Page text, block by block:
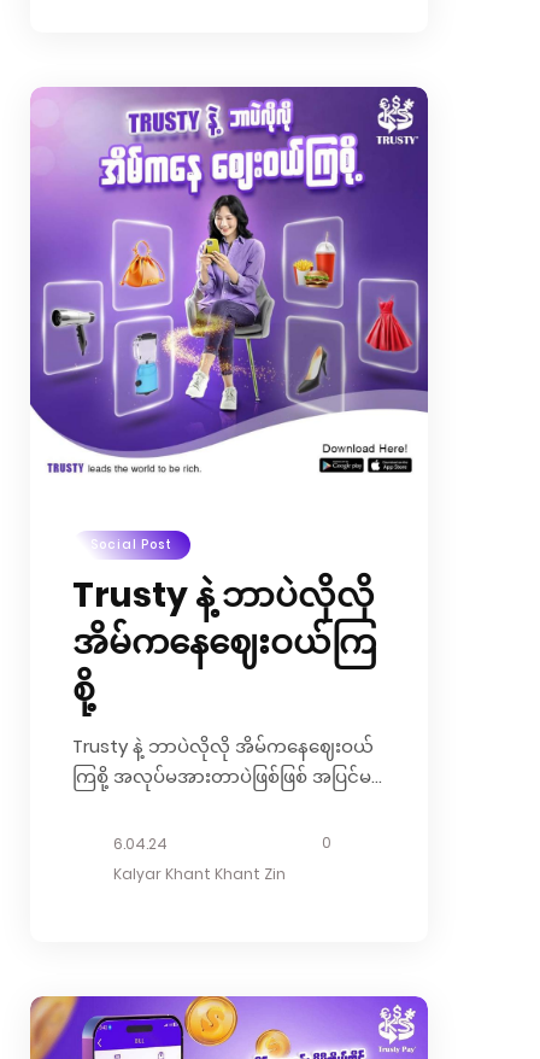
စားကိုမဆို 5% Discount နဲ့ဆိုတော့ ပို
အဆင်ပြေပြီး Phone Bill ကလည်း နေ့စဉ်
သုံးဖြစ်တာမို့ ထည့်ပါများလေ ပိုပြီး
Budget Save...
Social Post
Trusty နဲ့ ဘာပဲလိုလို
အိမ်ကနေဈေးဝယ်ကြ
စို့
Trusty နဲ့ ဘာပဲလိုလို အိမ်ကနေဈေးဝယ်
ကြစို့ အလုပ်မအားတာပဲဖြစ်ဖြစ် အပြင်မ
မှာမဆို Trusty Pay က မပါမဖြစ်ပဲပေါ့။
ကိုယ်ချစ်ရတဲ့သူတွေနဲ့ အိမ်မှာပဲ မုန့်စုစား
Trusty Pay လေးနဲ့ဆို အဆင်ပြေပြီလေ။
Trusty Pay ရှိနေရုံနဲ့ မိမိလိုအပ်တဲ့
6.04.24
0
Kalyar Khant Khant Zin